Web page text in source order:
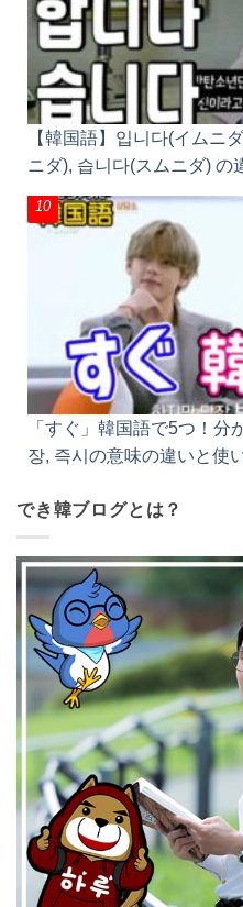
【韓国語】입니다(イムニ
ニダ), 습니다(スムニダ) の
介！
「すぐ」韓国語で5つ！分
당장, 즉시の意味の違いと
でき韓ブログとは？